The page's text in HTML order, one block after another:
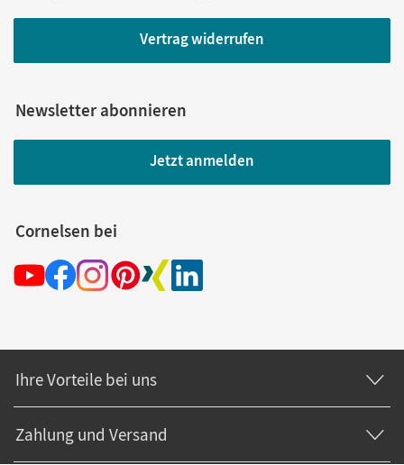
Vertrag widerrufen
Newsletter abonnieren
Jetzt anmelden
Cornelsen bei
Ihre Vorteile bei uns
Zahlung und Versand